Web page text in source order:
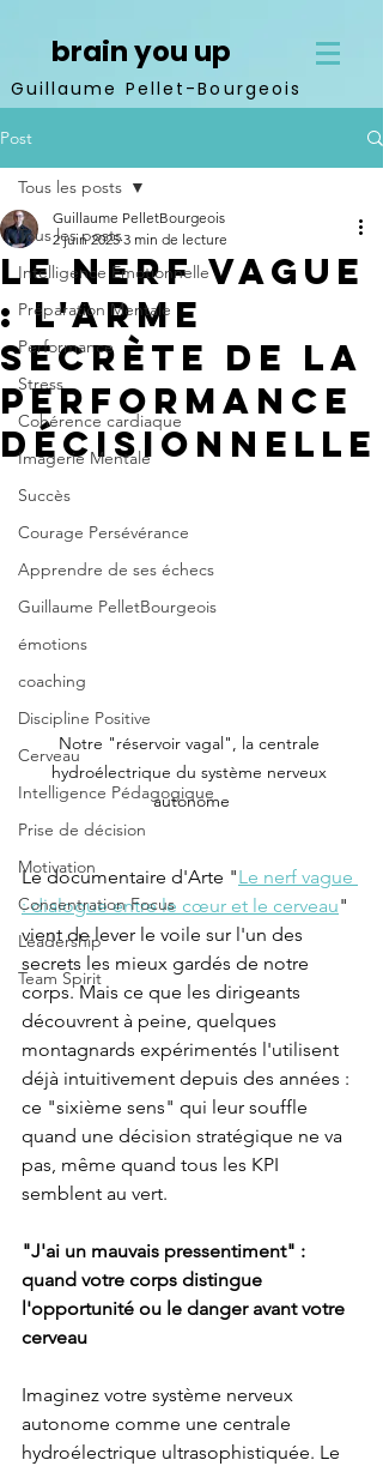
brain you up
Guillaume Pellet-Bourgeois
Post
Tous les posts
Intelligence Emotionnelle
Préparation Mentale
Performance
Stress
Cohérence cardiaque
Imagerie Mentale
Succès
Courage Persévérance
Apprendre de ses échecs
Guillaume PelletBourgeois
émotions
coaching
Discipline Positive
Cerveau
Intelligence Pédagogique
Prise de décision
Motivation
Concentration Focus
Leadership
Team Spirit
Tous les posts
Le nerf vague
: l'arme
secrète de la
performance
décisionnelle
Guillaume PelletBourgeois
2 juin 2025 3 min de lecture
Notre "réservoir vagal", la centrale
hydroélectrique du système nerveux
autonome
Le documentaire d'Arte "Le nerf vague
: dialogue entre le cœur et le cerveau"
vient de lever le voile sur l'un des
secrets les mieux gardés de notre
corps. Mais ce que les dirigeants
découvrent à peine, quelques
montagnards expérimentés l'utilisent
déjà intuitivement depuis des années :
ce "sixième sens" qui leur souffle
quand une décision stratégique ne va
pas, même quand tous les KPI
semblent au vert.
"J'ai un mauvais pressentiment" :
quand votre corps distingue
l'opportunité ou le danger avant votre
cerveau
Imaginez votre système nerveux
autonome comme une centrale
hydroélectrique ultrasophistiquée. Le